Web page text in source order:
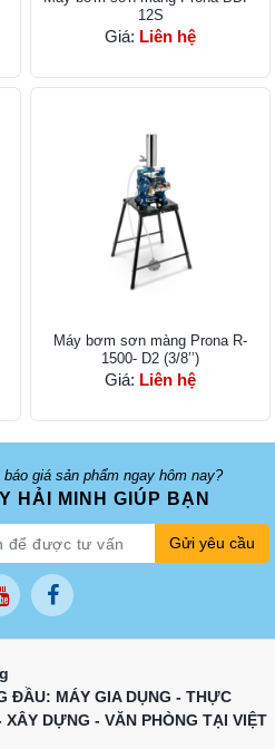
12S
Giá: Liên hệ
Máy bơm sơn màng Prona R-
1500- D2 (3/8’’)
Giá: Liên hệ
giá sản phẩm ngay hôm nay?
HẢI MINH GIÚP BẠN
Gửi yêu cầu
ĐẦU: MÁY GIA DỤNG - THỰC
DỰNG - VĂN PHÒNG TẠI VIỆT